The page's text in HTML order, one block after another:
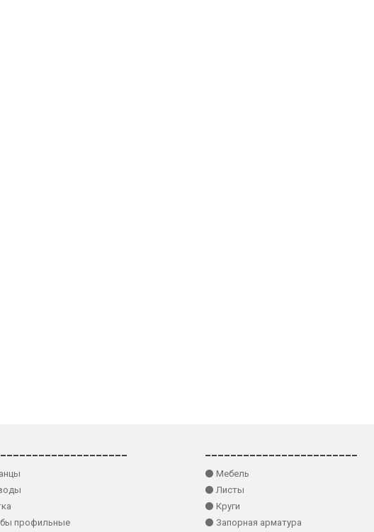
профильные
⚫ Мебель
⚫ Листы
⚫ Круги
⚫ Запорная арматура